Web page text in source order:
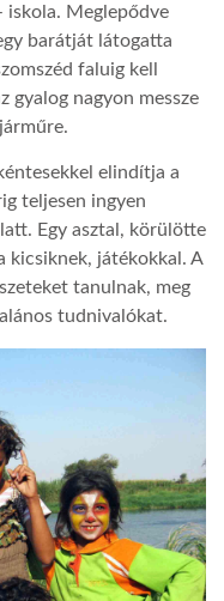
iskola. Meglepődve
barátját látogatta
faluig kell
gyalog nagyon messze
elindítja a
teljesen ingyen
Egy asztal, körülötte
kicsiknek, játékokkal. A
tanulnak, meg
tudnivalókat.